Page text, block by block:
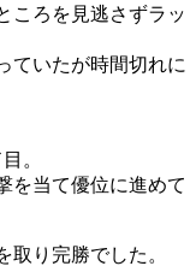
ころを見逃さずラッ
ていたが時間切れに
。
を当て優位に進めて
取り完勝でした。